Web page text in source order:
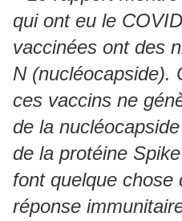
qui ont eu le
vaccinées ont des
N (nucléocapside).
ces vaccins ne
de la
de la protéine
font quelque chose
réponse